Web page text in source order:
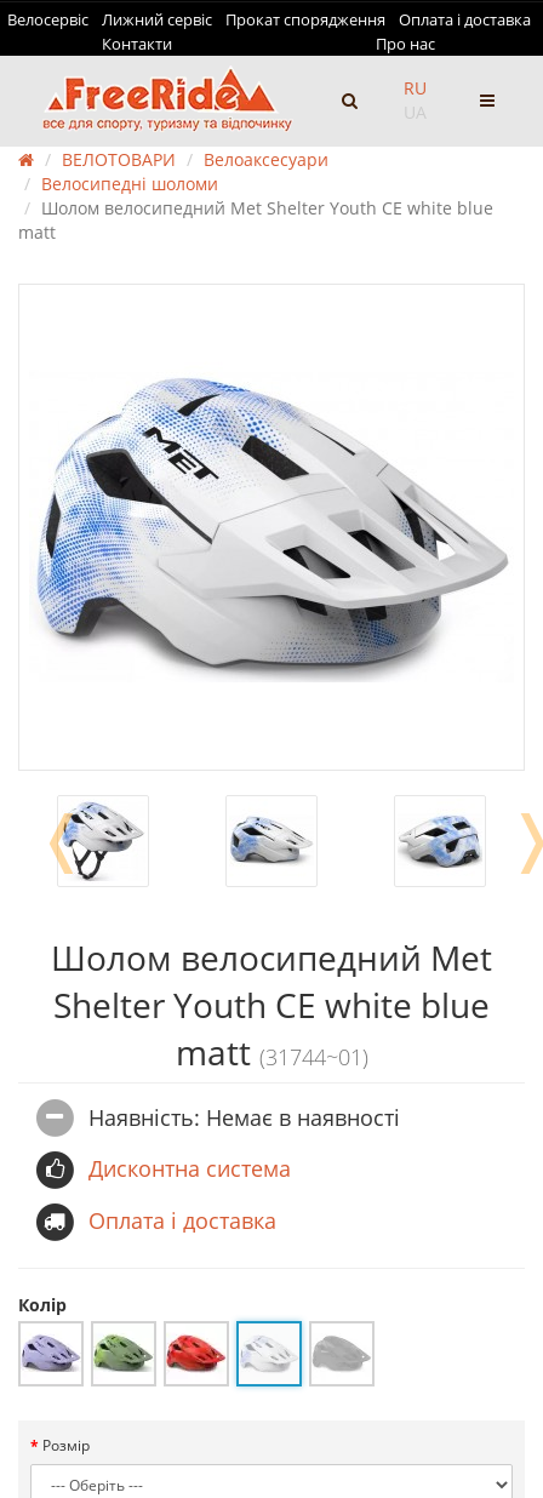
Велосервіс Лижний сервіс Прокат спорядження
Оплата і доставка
Контакти
Про нас
RU
UA
ВЕЛОТОВАРИ
Велоаксесуари
Велосипедні шоломи
Шолом велосипедний Met Shelter Youth CE white blue
matt
❬
Шолом велосипедний Met
Shelter Youth CE white blue
matt (31744~01)
Наявність: Немає в наявностi
Дисконтна система
Оплата і доставка
Колір
Розмір